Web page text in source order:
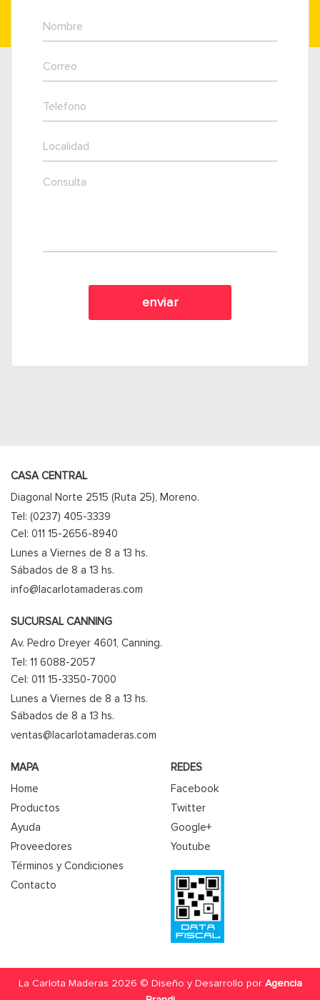
CASA CENTRAL
Diagonal Norte 2515 (Ruta 25), Moreno.
Tel: (0237) 405-3339
Cel: 011 15-2656-8940
Lunes a Viernes de 8 a 13 hs.
Sábados de 8 a 13 hs.
info@lacarlotamaderas.com
SUCURSAL CANNING
Av. Pedro Dreyer 4601, Canning.
Tel: 11 6088-2057
Cel: 011 15-3350-7000
Lunes a Viernes de 8 a 13 hs.
Sábados de 8 a 13 hs.
ventas@lacarlotamaderas.com
MAPA
Home
Productos
Ayuda
Proveedores
Términos y Condiciones
Contacto
REDES
Facebook
Twitter
Google+
Youtube
La Carlota Maderas 2026 © Diseño y Desarrollo por Agencia